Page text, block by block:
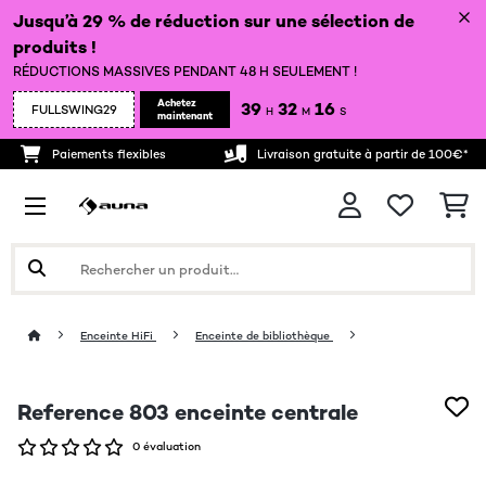
Jusqu’à 29 % de réduction sur une sélection de
produits !
RÉDUCTIONS MASSIVES PENDANT 48 H SEULEMENT !
FULLSWING29
Achetez
maintenant
39 H 32 M 16 S
Paiements flexibles Livraison gratuite à partir de 100€*
Enceinte HiFi Enceinte de bibliothèque
Reference 803 enceinte centrale
0 évaluation